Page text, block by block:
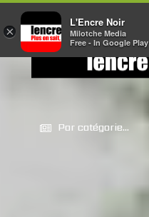
Par catégorie...
×
L'Encre Noir
Milotche Media
Free - In Google Play